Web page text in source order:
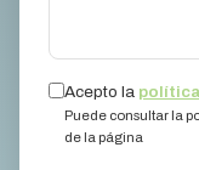
Acepto la
Puede consultar la
de la página